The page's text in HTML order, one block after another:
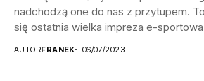
nadchodzą one do nas z przytupem.
się ostatnia wielka impreza e-
AUTORFRANEK 06/07/2023